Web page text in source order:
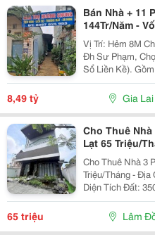
Bán Nhà + 11
144Tr/Năm -
Vị Trí: Hẻm 8M
Đh Sư Phạm,
Sổ Liền Kề).
11 Phòng Trọ
Nhập Sẵn 12
8,49 tỷ Gia Lai
Cho Thuê
Lạt 65 Triệu/
Cho Thuê Nhà 3
Triệu/Tháng - Địa
Diện Tích Đất:
Năng: 1 Phòng
Trường Cao
65 triệu Lâm